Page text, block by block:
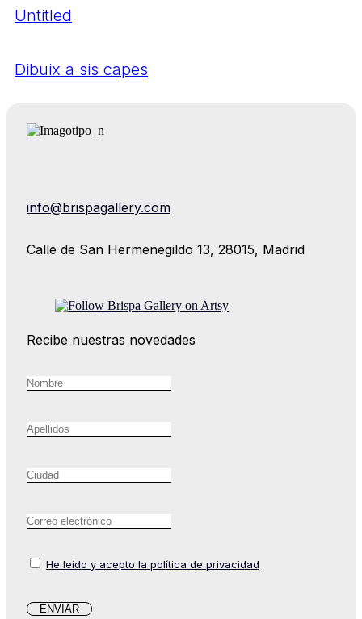
Untitled
Dibuix a sis capes
info@brispagallery.com
Calle de San Hermenegildo 13, 28015, Madrid
Recibe nuestras novedades
He leído y acepto la política de privacidad